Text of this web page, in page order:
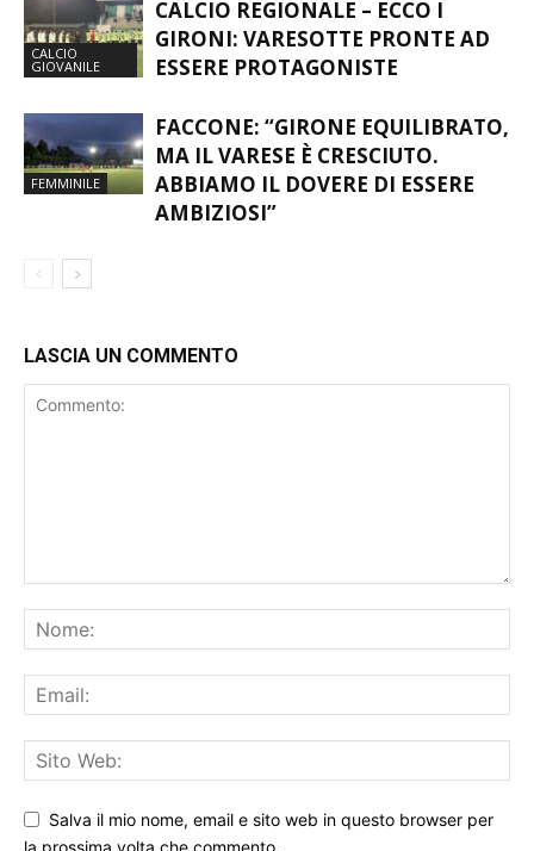
TOSCANA
CALCIO
GIOVANILE
CALCIO REGIONALE – ECCO I
ESSERE PROTAGONISTE
FACCONE: “GIRONE EQUILIBRATO,
MA IL VARESE È CRESCIUTO.